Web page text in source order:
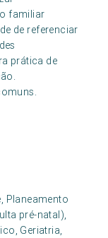
familiar
de referenciar
prática de
Planeamento
pré-natal),
Geriatria,